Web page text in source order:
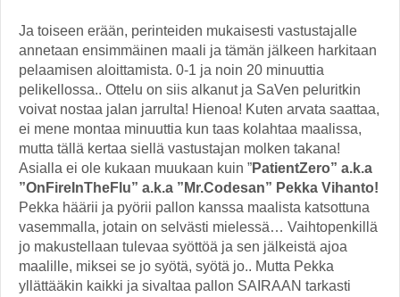
Ja toiseen erään, perinteiden mukaisesti vastustajalle
annetaan ensimmäinen maali ja tämän jälkeen harkitaan
pelaamisen aloittamista. 0-1 ja noin 20 minuuttia
pelikellossa.. Ottelu on siis alkanut ja SaVen peluritkin
voivat nostaa jalan jarrulta! Hienoa! Kuten arvata saattaa,
ei mene montaa minuuttia kun taas kolahtaa maalissa,
mutta tällä kertaa siellä vastustajan molken takana!
Asialla ei ole kukaan muukaan kuin ”PatientZero” a.k.a
”OnFireInTheFlu” a.k.a ”Mr.Codesan” Pekka Vihanto!
Pekka häärii ja pyörii pallon kanssa maalista katsottuna
vasemmalla, jotain on selvästi mielessä… Vaihtopenkillä
jo makustellaan tulevaa syöttöä ja sen jälkeistä ajoa
maalille, miksei se jo syötä, syötä jo.. Mutta Pekka
yllättääkin kaikki ja sivaltaa pallon SAIRAAN tarkasti